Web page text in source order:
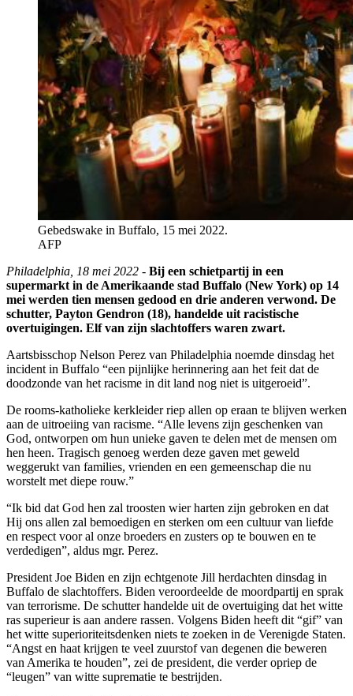
Gebedswake in Buffalo, 15 mei 2022.
AFP
Philadelphia, 18 mei 2022 - Bij een schietpartij in een
supermarkt in de Amerikaande stad Buffalo (New York) op 14
mei werden tien mensen gedood en drie anderen verwond. De
schutter, Payton Gendron (18), handelde uit racistische
overtuigingen. Elf van zijn slachtoffers waren zwart.
Aartsbisschop Nelson Perez van Philadelphia noemde dinsdag het
incident in Buffalo “een pijnlijke herinnering aan het feit dat de
doodzonde van het racisme in dit land nog niet is uitgeroeid”.
De rooms-katholieke kerkleider riep allen op eraan te blijven werken
aan de uitroeiing van racisme. “Alle levens zijn geschenken van
God, ontworpen om hun unieke gaven te delen met de mensen om
hen heen. Tragisch genoeg werden deze gaven met geweld
weggerukt van families, vrienden en een gemeenschap die nu
worstelt met diepe rouw.”
“Ik bid dat God hen zal troosten wier harten zijn gebroken en dat
Hij ons allen zal bemoedigen en sterken om een cultuur van liefde
en respect voor al onze broeders en zusters op te bouwen en te
verdedigen”, aldus mgr. Perez.
President Joe Biden en zijn echtgenote Jill herdachten dinsdag in
Buffalo de slachtoffers. Biden veroordeelde de moordpartij en sprak
van terrorisme. De schutter handelde uit de overtuiging dat het witte
ras superieur is aan andere rassen. Volgens Biden heeft dit “gif” van
het witte superioriteitsdenken niets te zoeken in de Verenigde Staten.
“Angst en haat krijgen te veel zuurstof van degenen die beweren
van Amerika te houden”, zei de president, die verder opriep de
“leugen” van witte suprematie te bestrijden.